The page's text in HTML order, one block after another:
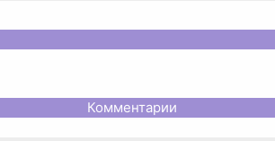
Комментарии